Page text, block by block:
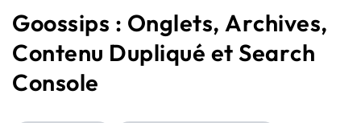
Solutions
Ressources
Audit SEO
Goossips : Onglets, Archives,
Contenu Dupliqué et Search
Console